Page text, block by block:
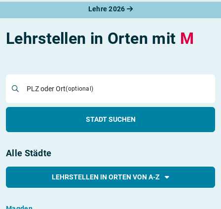
Lehre 2026
Lehrstellen in Orten mit M
PLZ oder Ort(optional)
STADT SUCHEN
Alle Städte
LEHRSTELLEN IN ORTEN VON A-Z